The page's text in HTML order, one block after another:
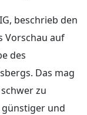
beschrieb den
Vorschau auf
des
Das mag
zu
günstiger und